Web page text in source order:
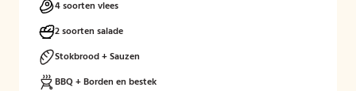
4 soorten vlees
2 soorten salade
Stokbrood + Sauzen
BBQ + Borden en bestek